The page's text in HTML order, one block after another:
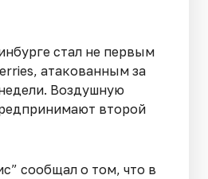
стал не первым
атакованным за
Воздушную
второй
сообщал о том, что в